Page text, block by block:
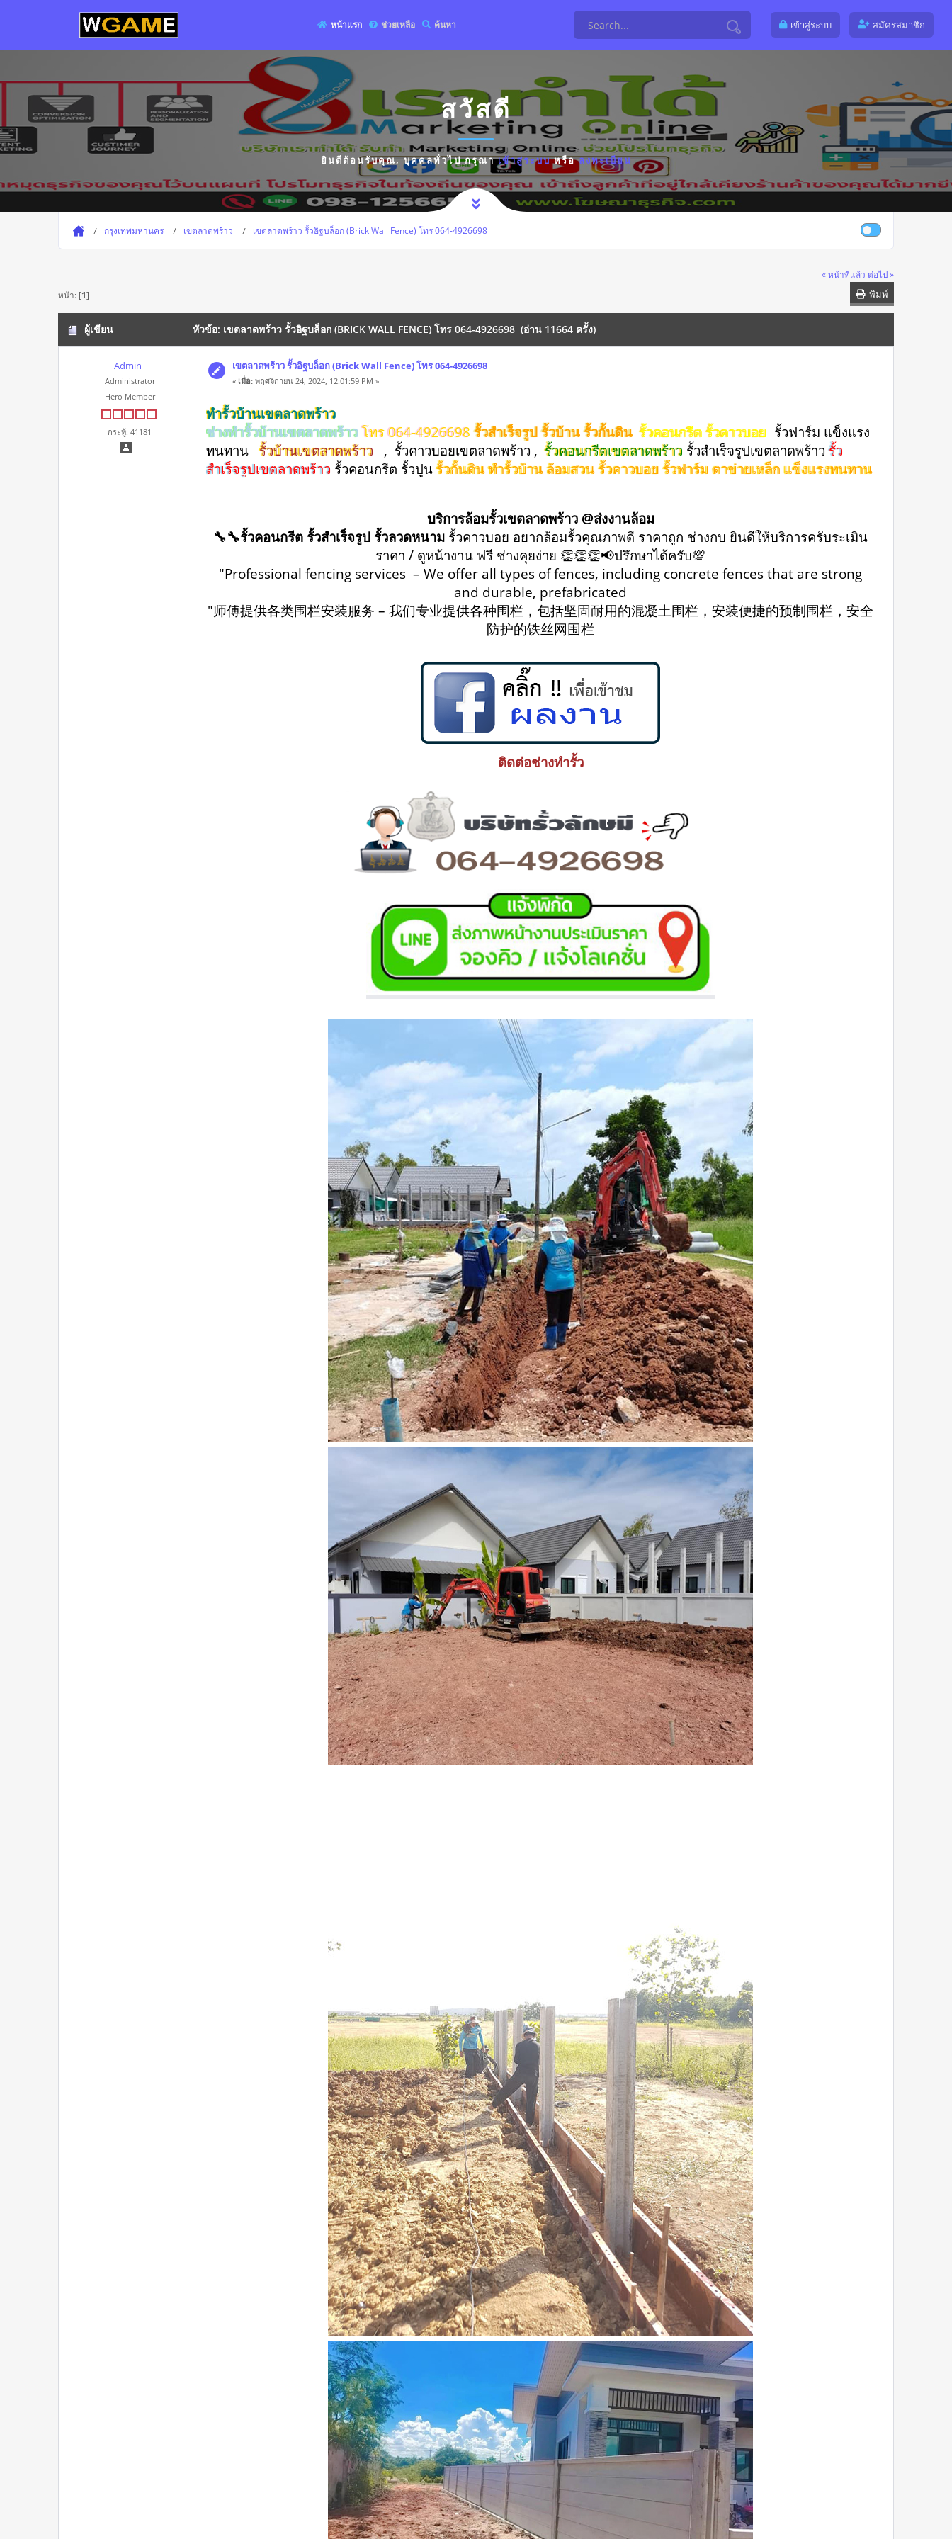
หน้าแรก ช่วยเหลือ ค้นหา เข้าสู่ระบบ สมัครสมาชิก
สวัสดี
ยินดีต้อนรับคุณ,บุคคลทั่วไปกรุณาเข้าสู่ระบบหรือลงทะเบียน
กรุงเทพมหานคร เขตลาดพร้าว เขตลาดพร้าว รั้วอิฐบล็อก (Brick Wall Fence) โทร 064-4926698
« หน้าที่แล้ว ต่อไป »
พิมพ์
หน้า: [1]
ผู้เขียน หัวข้อ: เขตลาดพร้าว รั้วอิฐบล็อก (BRICK WALL FENCE) โทร 064-4926698 (อ่าน 11664 ครั้ง)
Admin
Administrator
Hero Member
กระทู้: 41181
เขตลาดพร้าว รั้วอิฐบล็อก (Brick Wall Fence) โทร 064-4926698
« เมื่อ:พฤศจิกายน 24, 2024, 12:01:59 PM »
ทำรั้วบ้านเขตลาดพร้าว
ช่างทำรั้วบ้านเขตลาดพร้าวโทร 064-4926698 รั้วสำเร็จรูป รั้วบ้าน รั้วกั้นดิน รั้วคอนกรีต รั้วคาวบอย รั้วฟาร์ม แข็งแรง
ทนทาน
รั้วบ้านเขตลาดพร้าว , รั้วคาวบอยเขตลาดพร้าว , รั้วคอนกรีตเขตลาดพร้าว รั้วสําเร็จรูปเขตลาดพร้าว รั้ว
สำเร็จรูปเขตลาดพร้าว รั้วคอนกรีต รั้วปูน รั้วกั้นดิน ทำรั้วบ้าน ล้อมสวน รั้วคาวบอย รั้วฟาร์ม ตาข่ายเหล็ก แข็งแรงทนทาน
บริการล้อมรั้วเขตลาดพร้าว @ส่งงานล้อม
🔧🔧รั้วคอนกรีต รั้วสำเร็จรูป รั้วลวดหนาม รั้วคาวบอย อยากล้อมรั้วคุณภาพดี ราคาถูก ช่างกบ ยินดีให้บริการครับระเมิน
ราคา / ดูหน้างาน ฟรี ช่างคุยง่าย 👏👏👏📢ปรึกษาได้ครับ💯
"Professional fencing services – We offer all types of fences, including concrete fences that are strong
and durable, prefabricated
"师傅提供各类围栏安装服务 – 我们专业提供各种围栏，包括坚固耐用的混凝土围栏，安装便捷的预制围栏，安全
防护的铁丝网围栏
ติดต่อช่างทำรั้ว